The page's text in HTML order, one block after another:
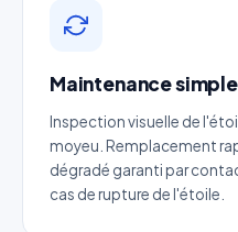
Maintenance simple
Inspection visuelle de
moyeu. Remplacement
dégradé garanti par
cas de rupture de l'étoile.
Téléphone
Catégorie